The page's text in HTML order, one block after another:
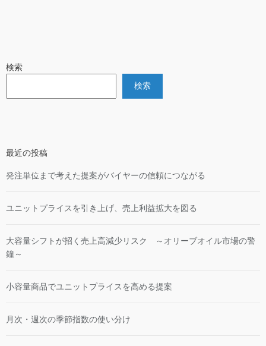
検索
検索
最近の投稿
発注単位まで考えた提案がバイヤーの信頼につながる
ユニットプライスを引き上げ、売上利益拡大を図る
大容量シフトが招く売上高減少リスク ～オリーブオイル市場の警
鐘～
小容量商品でユニットプライスを高める提案
月次・週次の季節指数の使い分け